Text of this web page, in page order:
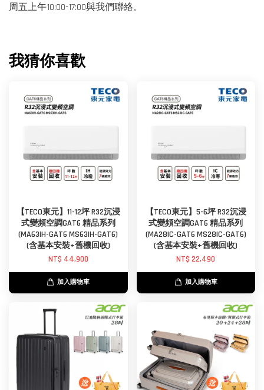
周五上午10:00-17:00與我們聯絡。
我猜你喜歡
【TECO東元】11-12坪 R32沉浸
式變頻空調GAT6 精品系列
(MA63IH-GAT6 MS63IH-GAT6)
(含基本安裝+舊機回收)
NT$ 44,900
加入購物車
【TECO東元】5-6坪 R32沉浸
式變頻空調GAT6 精品系列
(MA28IC-GAT6 MS28IC-GAT6)
(含基本安裝+舊機回收)
NT$ 22,490
加入購物車